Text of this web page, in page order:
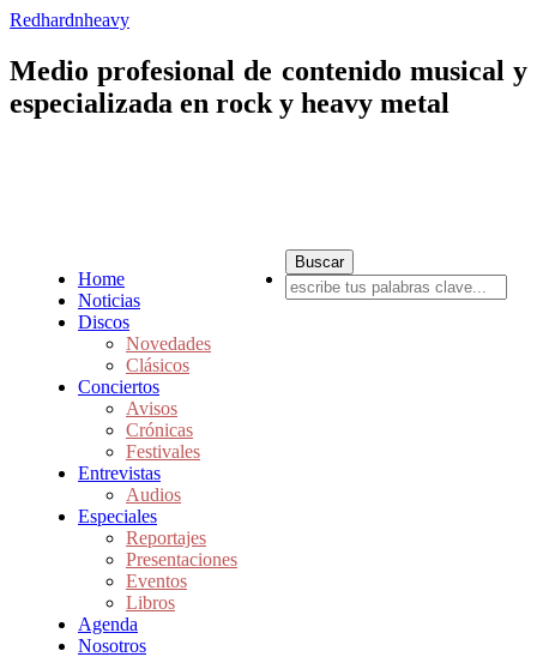
Redhardnheavy
Medio profesional de contenido musical y
especializada en rock y heavy metal
Home
Noticias
Discos
Novedades
Clásicos
Conciertos
Avisos
Crónicas
Festivales
Entrevistas
Audios
Especiales
Reportajes
Presentaciones
Eventos
Libros
Agenda
Nosotros